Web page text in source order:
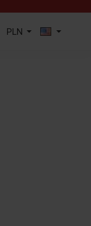

PLN 